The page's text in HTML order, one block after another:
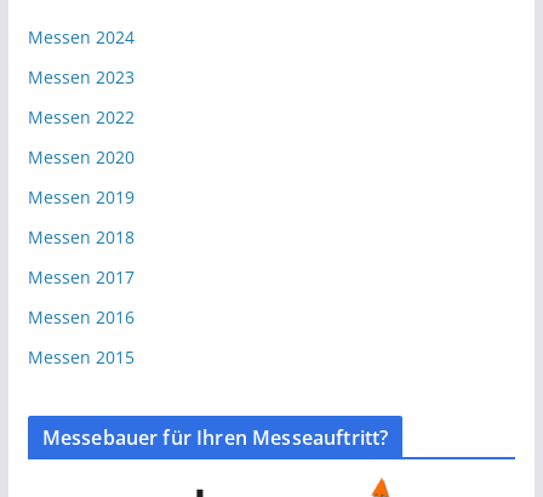
Messen 2024
Messen 2023
Messen 2022
Messen 2020
Messen 2019
Messen 2018
Messen 2017
Messen 2016
Messen 2015
Messebauer für Ihren Messeauftritt?